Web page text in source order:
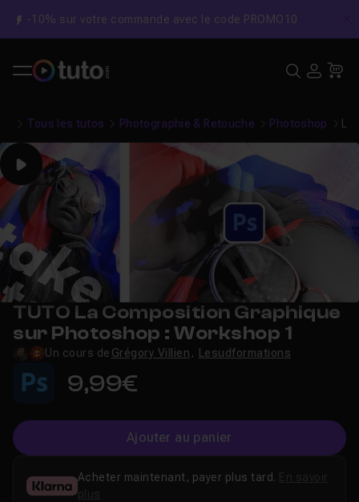
-10% sur votre commande avec le code PROMO10
Tous les tutos Photographie & Retouche Photoshop
Play
TUTO La Composition Graphique
sur Photoshop : Workshop 1
Un cours de Grégory Villien , Lesudformations
9,99€
Ajouter au panier
Acheter maintenant, payer plus tard.
plus